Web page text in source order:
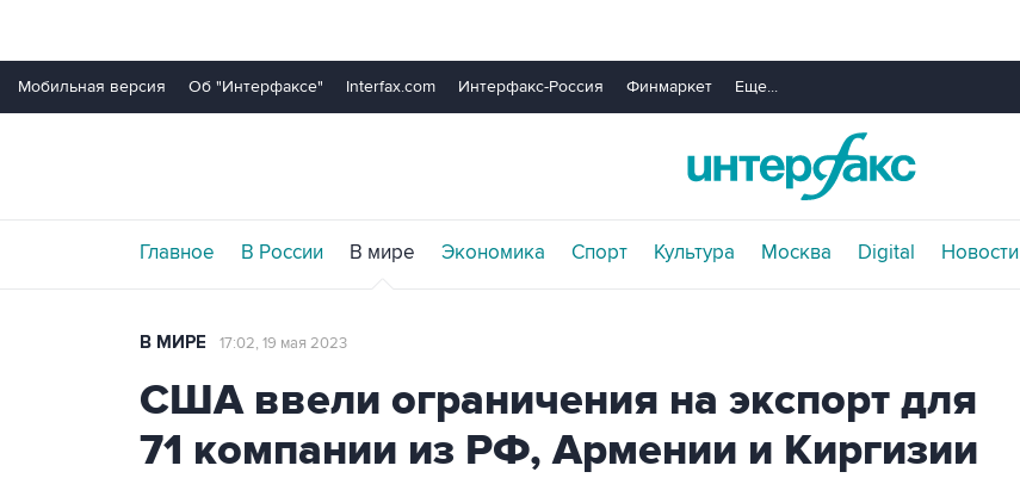
Мобильная версия Об "Интерфаксе" Interfax.com Интерфакс-Россия Финмаркет Еще...
Главное В России В мире Экономика Спорт Культура Москва Digital Новости
В МИРЕ 17:02, 19 мая 2023
США ввели ограничения на экспорт для
71 компании из РФ, Армении и Киргизии